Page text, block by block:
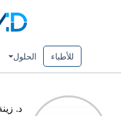
للأطباء الحلول
د.